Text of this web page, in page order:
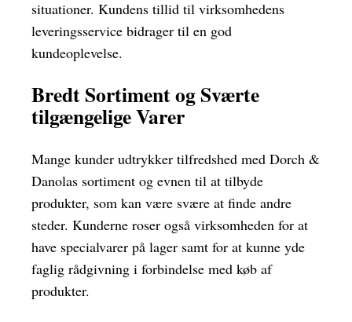
situationer. Kundens tillid til virksomhedens
leveringsservice bidrager til en god
kundeoplevelse.
Bredt Sortiment og Sværte
tilgængelige Varer
Mange kunder udtrykker tilfredshed med Dorch &
Danolas sortiment og evnen til at tilbyde
produkter, som kan være svære at finde andre
steder. Kunderne roser også virksomheden for at
have specialvarer på lager samt for at kunne yde
faglig rådgivning i forbindelse med køb af
produkter.